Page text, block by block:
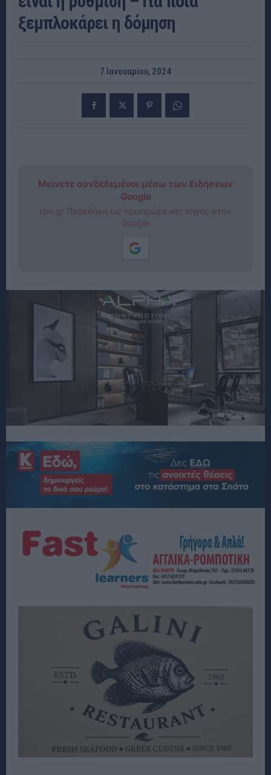
ξεμπλοκάρει η δόμηση
7 Ιανουαρίου, 2024
Μείνετε συνδεδεμένοι μέσω των Ειδήσεων
Google
rpn.gr Προσθήκη ως προτιμώμενης πηγής στην
Google